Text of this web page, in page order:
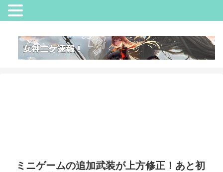
ミニゲームの追加武装が上方修正！あと初